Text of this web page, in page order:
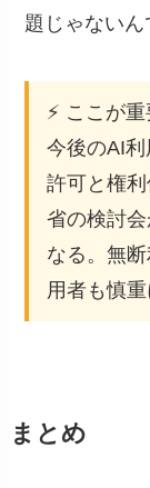
題じゃないん
⚡ ここが
今後のAI
許可と権
省の検討
なる。無
用者も慎
まとめ